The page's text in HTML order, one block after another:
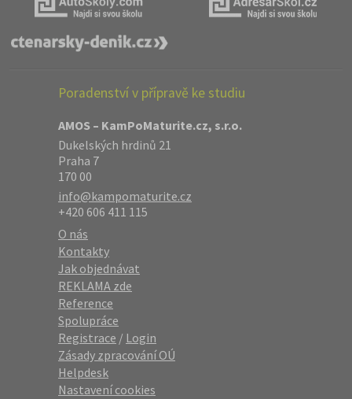
Poradenství v přípravě ke studiu
AMOS – KamPoMaturite.cz, s.r.o.
Dukelských hrdinů 21
Praha 7
170 00
info@kampomaturite.cz
+420 606 411 115
O nás
Kontakty
Jak objednávat
REKLAMA zde
Reference
Spolupráce
Registrace / Login
Zásady zpracování OÚ
Helpdesk
Nastavení cookies